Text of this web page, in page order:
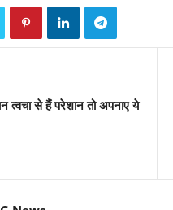
से हैं परेशान तो अपनाए ये